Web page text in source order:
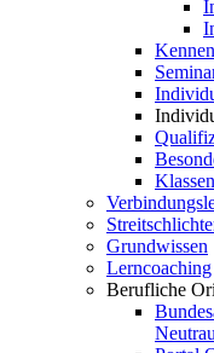
Grundwissen
Lerncoaching
Berufliche